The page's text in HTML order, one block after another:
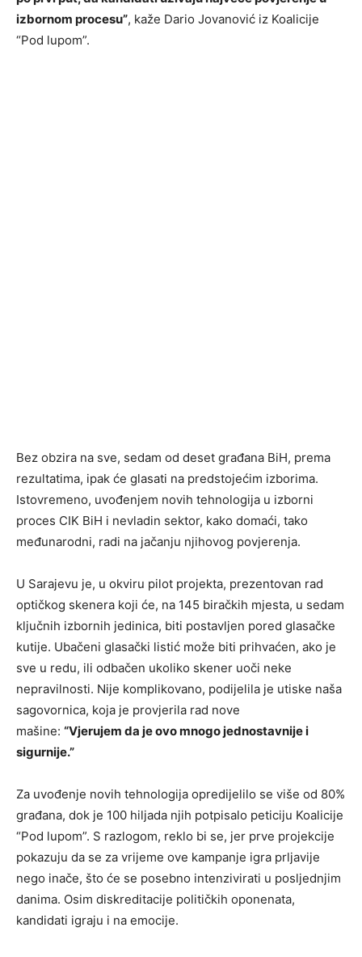
izbornom procesu”, kaže Dario Jovanović iz Koalicije
“Pod lupom”.
Bez obzira na sve, sedam od deset građana BiH, prema
rezultatima, ipak će glasati na predstojećim izborima.
Istovremeno, uvođenjem novih tehnologija u izborni
proces CIK BiH i nevladin sektor, kako domaći, tako
međunarodni, radi na jačanju njihovog povjerenja.
U Sarajevu je, u okviru pilot projekta, prezentovan rad
optičkog skenera koji će, na 145 biračkih mjesta, u sedam
ključnih izbornih jedinica, biti postavljen pored glasačke
kutije. Ubačeni glasački listić može biti prihvaćen, ako je
sve u redu, ili odbačen ukoliko skener uoči neke
nepravilnosti. Nije komplikovano, podijelila je utiske naša
sagovornica, koja je provjerila rad nove
mašine: “Vjerujem da je ovo mnogo jednostavnije i
sigurnije.”
Za uvođenje novih tehnologija opredijelilo se više od 80%
građana, dok je 100 hiljada njih potpisalo peticiju Koalicije
“Pod lupom”. S razlogom, reklo bi se, jer prve projekcije
pokazuju da se za vrijeme ove kampanje igra prljavije
nego inače, što će se posebno intenzivirati u posljednjim
danima. Osim diskreditacije političkih oponenata,
kandidati igraju i na emocije.